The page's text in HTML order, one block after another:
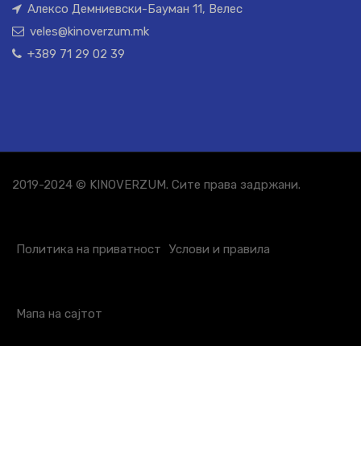
Алексо Демниевски-Бауман 11, Велес
veles@kinoverzum.mk
+389 71 29 02 39
2019-2024 © KINOVERZUM. Сите права задржани.
Политика на приватност Услови и правила
Мапа на сајтот